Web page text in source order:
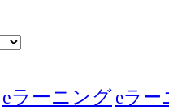
eラーニング eラ